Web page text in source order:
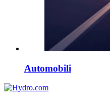
Automobili